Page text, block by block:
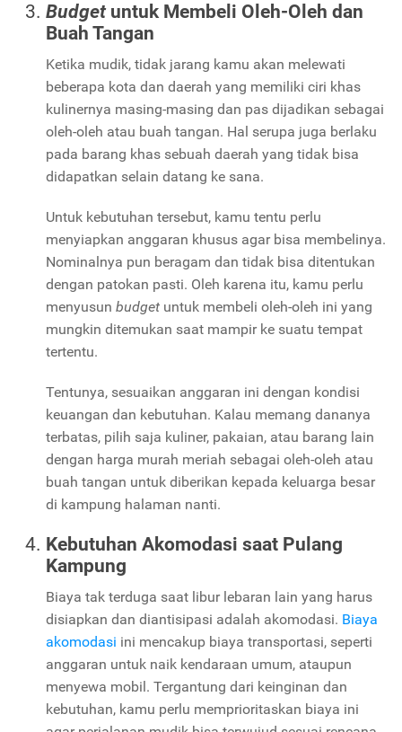
Budget untuk Membeli Oleh-Oleh dan
Buah Tangan
Ketika mudik, tidak jarang kamu akan melewati
beberapa kota dan daerah yang memiliki ciri khas
kulinernya masing-masing dan pas dijadikan sebagai
oleh-oleh atau buah tangan. Hal serupa juga berlaku
pada barang khas sebuah daerah yang tidak bisa
didapatkan selain datang ke sana.
Untuk kebutuhan tersebut, kamu tentu perlu
menyiapkan anggaran khusus agar bisa membelinya.
Nominalnya pun beragam dan tidak bisa ditentukan
dengan patokan pasti. Oleh karena itu, kamu perlu
menyusun budget untuk membeli oleh-oleh ini yang
mungkin ditemukan saat mampir ke suatu tempat
tertentu.
Tentunya, sesuaikan anggaran ini dengan kondisi
keuangan dan kebutuhan. Kalau memang dananya
terbatas, pilih saja kuliner, pakaian, atau barang lain
dengan harga murah meriah sebagai oleh-oleh atau
buah tangan untuk diberikan kepada keluarga besar
di kampung halaman nanti.
Kebutuhan Akomodasi saat Pulang
Kampung
Biaya tak terduga saat libur lebaran lain yang harus
disiapkan dan diantisipasi adalah akomodasi. Biaya
akomodasi ini mencakup biaya transportasi, seperti
anggaran untuk naik kendaraan umum, ataupun
menyewa mobil. Tergantung dari keinginan dan
kebutuhan, kamu perlu memprioritaskan biaya ini